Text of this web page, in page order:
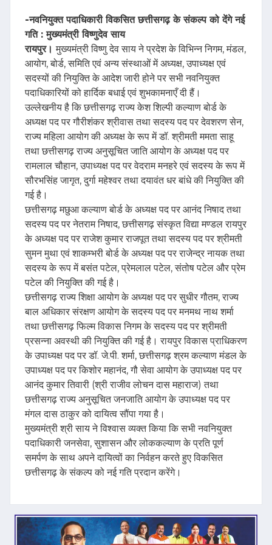
-नवनियुक्त पदाधिकारी विकसित छत्तीसगढ़ के संकल्प को देंगे नई
गति : मुख्यमंत्री विष्णुदेव साय
रायपुर।मुख्यमंत्री विष्णु देव साय ने प्रदेश के विभिन्न निगम, मंडल,
आयोग, बोर्ड, समिति एवं अन्य संस्थाओं में अध्यक्ष, उपाध्यक्ष एवं
सदस्यों की नियुक्ति के आदेश जारी होने पर सभी नवनियुक्त
पदाधिकारियों को हार्दिक बधाई एवं शुभकामनाएँ दी हैं।
उल्लेखनीय है कि छत्तीसगढ़ राज्य केश शिल्पी कल्याण बोर्ड के
अध्यक्ष पद पर गौरीशंकर श्रीवास तथा सदस्य पद पर देवशरण सेन,
राज्य महिला आयोग की अध्यक्ष के रूप में डॉ. श्रीमती ममता साहू
तथा छत्तीसगढ़ राज्य अनुसूचित जाति आयोग के अध्यक्ष पद पर
रामलाल चौहान, उपाध्यक्ष पद पर वेदराम मनहरे एवं सदस्य के रूप में
सौरभसिंह जागृत, दुर्गा महेश्वर तथा दयावंत धर बांधे की नियुक्ति की
गई है।
छत्तीसगढ़ मछुआ कल्याण बोर्ड के अध्यक्ष पद पर आनंद निषाद तथा
सदस्य पद पर नेतराम निषाद, छत्तीसगढ़ संस्कृत विद्या मण्डल रायपुर
के अध्यक्ष पद पर राजेश कुमार राजपूत तथा सदस्य पद पर श्रीमती
सुमन मुथा एवं शाकम्भरी बोर्ड के अध्यक्ष पद पर राजेन्द्र नायक तथा
सदस्य के रूप में बसंत पटेल, प्रेमलाल पटेल, संतोष पटेल और प्रेम
पटेल की नियुक्ति की गई है।
छत्तीसगढ़ राज्य शिक्षा आयोग के अध्यक्ष पद पर सुधीर गौतम, राज्य
बाल अधिकार संरक्षण आयोग के सदस्य पद पर मनमथ नाथ शर्मा
तथा छत्तीसगढ़ फिल्म विकास निगम के सदस्य पद पर श्रीमती
प्रसन्ना अवस्थी की नियुक्ति की गई है। रायपुर विकास प्राधिकरण
के उपाध्यक्ष पद पर डॉ. जे.पी. शर्मा, छत्तीसगढ़ श्रम कल्याण मंडल के
उपाध्यक्ष पद पर किशोर महानंद, गौ सेवा आयोग के उपाध्यक्ष पद पर
आनंद कुमार तिवारी (श्री राजीव लोचन दास महाराज) तथा
छत्तीसगढ़ राज्य अनुसूचित जनजाति आयोग के उपाध्यक्ष पद पर
मंगल दास ठाकुर को दायित्व सौंपा गया है।
मुख्यमंत्री श्री साय ने विश्वास व्यक्त किया कि सभी नवनियुक्त
पदाधिकारी जनसेवा, सुशासन और लोककल्याण के प्रति पूर्ण
समर्पण के साथ अपने दायित्वों का निर्वहन करते हुए विकसित
छत्तीसगढ़ के संकल्प को नई गति प्रदान करेंगे।